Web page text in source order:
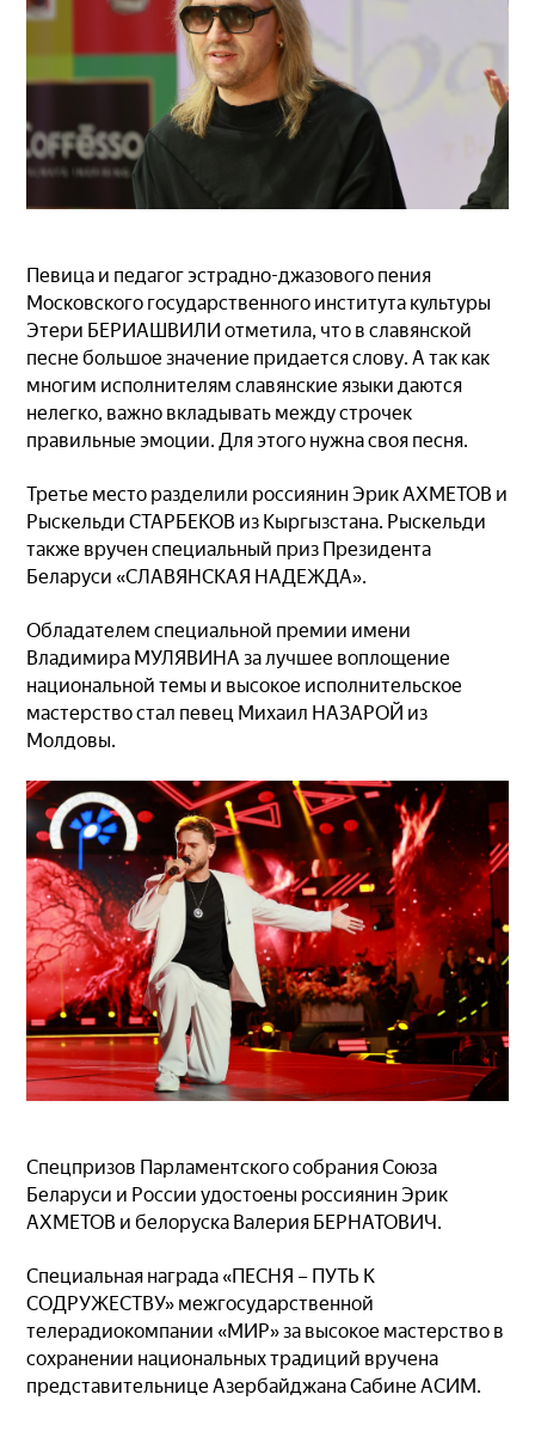
Певица и педагог эстрадно-джазового пения
Московского государственного института культуры
Этери БЕРИАШВИЛИ отметила, что в славянской
песне большое значение придается слову. А так как
многим исполнителям славянские языки даются
нелегко, важно вкладывать между строчек
правильные эмоции. Для этого нужна своя песня.
Третье место разделили россиянин Эрик АХМЕТОВ и
Рыскельди СТАРБЕКОВ из Кыргызстана. Рыскельди
также вручен специальный приз Президента
Беларуси «СЛАВЯНСКАЯ НАДЕЖДА».
Обладателем специальной премии имени
Владимира МУЛЯВИНА за лучшее воплощение
национальной темы и высокое исполнительское
мастерство стал певец Михаил НАЗАРОЙ из
Молдовы.
Спецпризов Парламентского собрания Союза
Беларуси и России удостоены россиянин Эрик
АХМЕТОВ и белоруска Валерия БЕРНАТОВИЧ.
Специальная награда «ПЕСНЯ – ПУТЬ К
СОДРУЖЕСТВУ» межгосударственной
телерадиокомпании «МИР» за высокое мастерство в
сохранении национальных традиций вручена
представительнице Азербайджана Сабине АСИМ.